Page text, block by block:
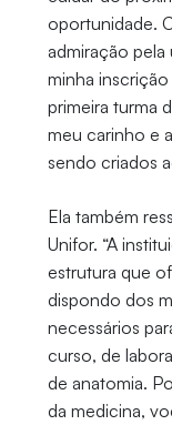
oportunidade.
admiração
minha
primeira turma
meu carinho e
sendo criados
Ela também
Unifor. “A
estrutura que
dispondo dos
necessários
curso, de
de anatomia.
da medicina,